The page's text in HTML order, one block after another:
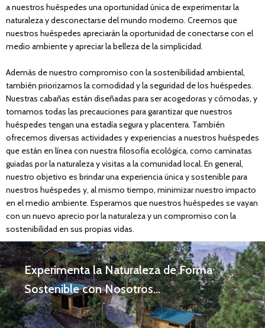
a nuestros huéspedes una oportunidad única de experimentar la
naturaleza y desconectarse del mundo moderno. Creemos que
nuestros huéspedes apreciarán la oportunidad de conectarse con el
medio ambiente y apreciar la belleza de la simplicidad.
Además de nuestro compromiso con la sostenibilidad ambiental,
también priorizamos la comodidad y la seguridad de los huéspedes.
Nuestras cabañas están diseñadas para ser acogedoras y cómodas, y
tomamos todas las precauciones para garantizar que nuestros
huéspedes tengan una estadía segura y placentera. También
ofrecemos diversas actividades y experiencias a nuestros huéspedes
que están en línea con nuestra filosofía ecológica, como caminatas
guiadas por la naturaleza y visitas a la comunidad local. En general,
nuestro objetivo es brindar una experiencia única y sostenible para
nuestros huéspedes y, al mismo tiempo, minimizar nuestro impacto
en el medio ambiente. Esperamos que nuestros huéspedes se vayan
con un nuevo aprecio por la naturaleza y un compromiso con la
sostenibilidad en sus propias vidas.
Experimenta la Naturaleza de Forma
Sostenible con Nosotros...